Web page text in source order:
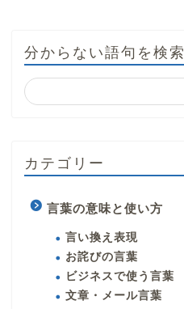
分からない語句を検索
カテゴリー
言葉の意味と使い方
言い換え表現
お詫びの言葉
ビジネスで使う言葉
文章・メール言葉